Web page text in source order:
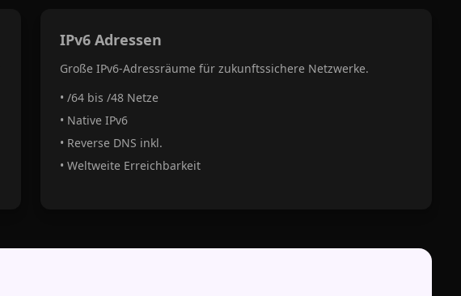
IPv6 Adressen
Große IPv6-Adressräume für zukunftssichere Netzwerke.
• /64 bis /48 Netze
• Native IPv6
• Reverse DNS inkl.
• Weltweite Erreichbarkeit